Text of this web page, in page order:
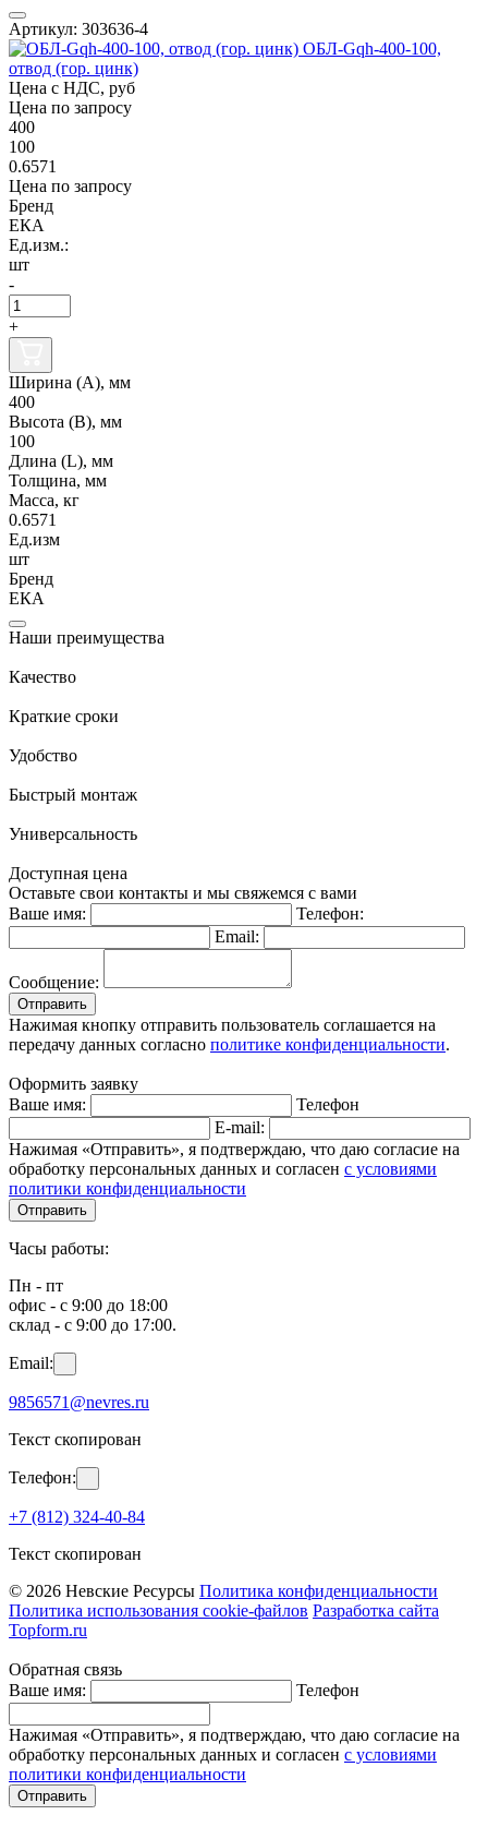
Артикул: 303636-4
ОБЛ-Gqh-400-100,
отвод (гор. цинк)
Цена с НДС, руб
Цена по запросу
400
100
0.6571
Цена по запросу
Бренд
ЕКА
Ед.изм.:
шт
-
+
Ширина (А), мм
400
Высота (В), мм
100
Длина (L), мм
Толщина, мм
Масса, кг
0.6571
Ед.изм
шт
Бренд
ЕКА
Наши преимущества
Качество
Краткие сроки
Удобство
Быстрый монтаж
Универсальность
Доступная цена
Оставьте свои контакты и мы свяжемся с вами
Ваше имя:
Телефон:
Email:
Сообщение:
Отправить
Нажимая кнопку отправить пользователь соглашается на
передачу данных согласно политике конфиденциальности.
Оформить заявку
Ваше имя:
Телефон
E-mail:
Нажимая «Отправить», я подтверждаю, что даю согласие на
обработку персональных данных и согласен с условиями
политики конфиденциальности
Отправить
Часы работы:
Пн - пт
офис - с 9:00 до 18:00
склад - с 9:00 до 17:00.
Email:
9856571@nevres.ru
Текст скопирован
Телефон:
+7 (812) 324-40-84
Текст скопирован
© 2026 Невские Ресурсы Политика конфиденциальности
Политика использования cookie-файлов Разработка сайта
Topform.ru
Обратная связь
Ваше имя:
Телефон
Нажимая «Отправить», я подтверждаю, что даю согласие на
обработку персональных данных и согласен с условиями
политики конфиденциальности
Отправить